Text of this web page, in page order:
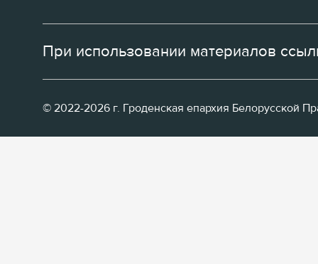
При использовании материалов
© 2022-2026 г. Гроденская епархия Белорусской